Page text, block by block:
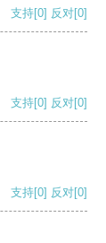
支持[0] 反对[0]
支持[0] 反对[0]
支持[0] 反对[0]